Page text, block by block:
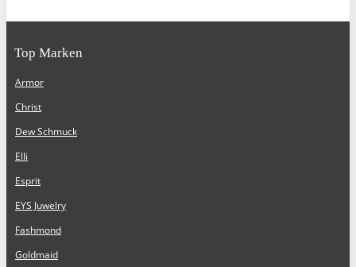
Top Marken
Armor
Christ
Dew Schmuck
Elli
Esprit
EYS Juwelry
Fashmond
Goldmaid